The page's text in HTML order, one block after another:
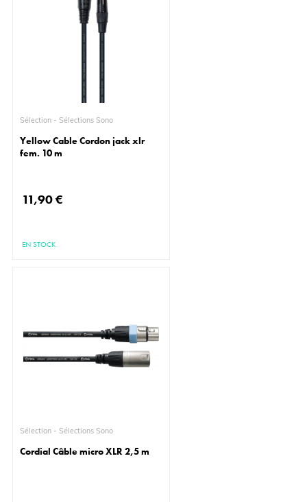
Sélection - Sélections Sono
Yellow Cable Cordon jack xlr
fem. 10 m
11,90 €
EN STOCK
Sélection - Sélections Sono
Cordial Câble micro XLR 2,5 m